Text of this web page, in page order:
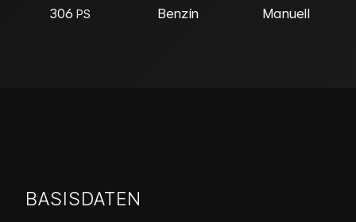
306 PS Benzin Manuell
BASISDATEN